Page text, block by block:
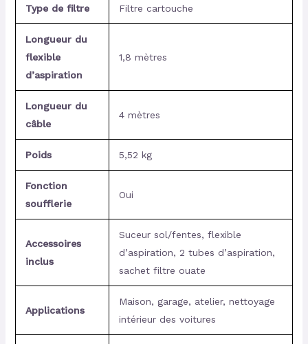
Type de filtre Filtre cartouche
Longueur du
flexible
d’aspiration
1,8 mètres
Longueur du
câble
4 mètres
Poids 5,52 kg
Fonction
soufflerie
Oui
Accessoires
inclus
Suceur sol/fentes, flexible
d’aspiration, 2 tubes d’aspiration,
sachet filtre ouate
Applications
Maison, garage, atelier, nettoyage
intérieur des voitures